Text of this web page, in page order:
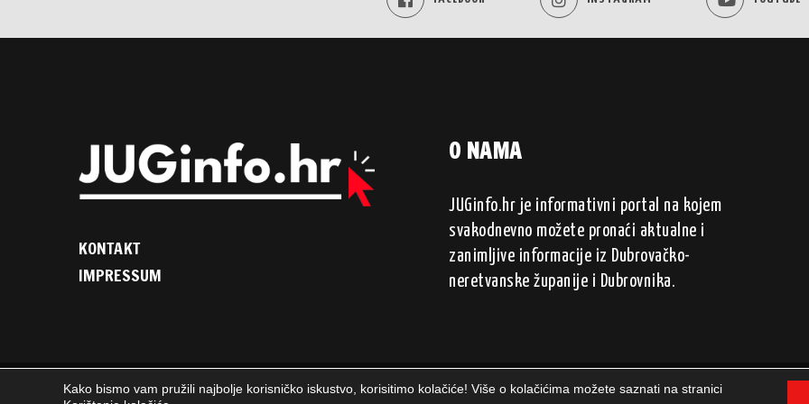
KONTAKT
IMPRESSUM
O NAMA
JUGinfo.hr je informativni portal na kojem
svakodnevno možete pronaći aktualne i
zanimljive informacije iz Dubrovačko-
neretvanske županije i Dubrovnika.
2025. © JUGinfo.hr / Sva prava pridržana. / WEBPEPERIT
Kako bismo vam pružili najbolje korisničko iskustvo, korisitimo kolačiće! Više o kolačićima možete saznati na stranici